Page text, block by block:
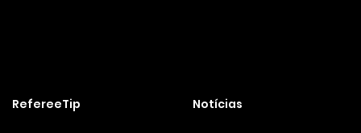
RefereeTip Notícias